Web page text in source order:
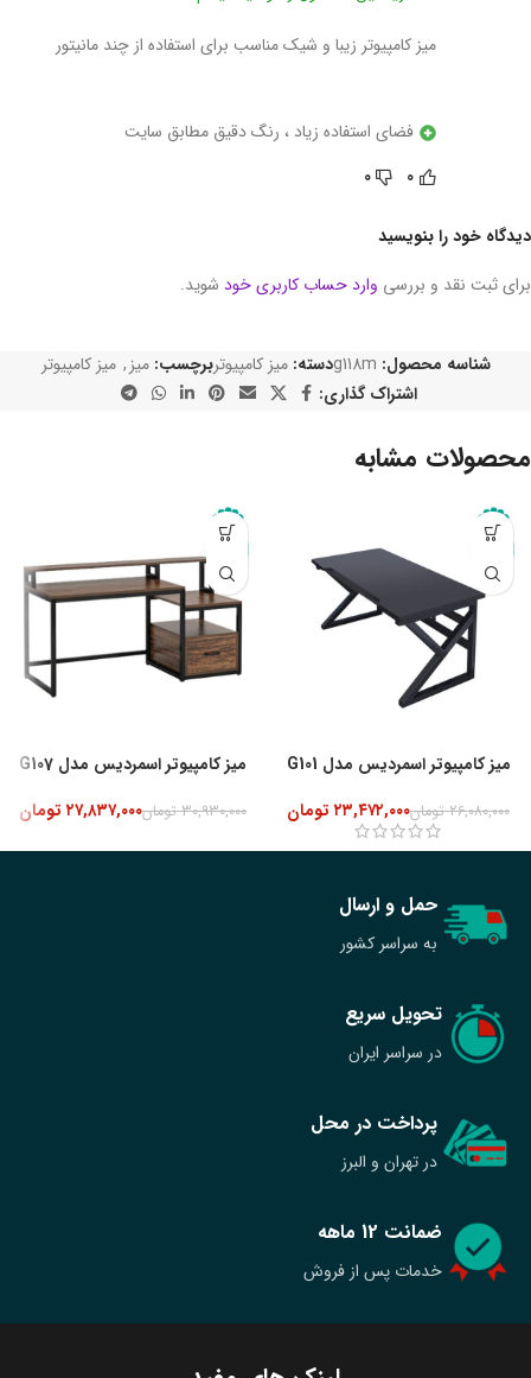
میز کامپیوتر زیبا و شیک مناسب برای استفاده از چند مانیتور
فضای استفاده زیاد ، رنگ دقیق مطابق سایت
0
0
دیدگاه خود را بنویسید
برای ثبت نقد و بررسی وارد حساب کاربری خود شوید.
شناسه محصول: g118mدسته: میز کامپیوتربرچسب: میز , میز کامپیوتر
اشتراک گذاری:
محصولات مشابه
-10%
میز کامپیوتر اسمردیس مدل G101
۲۶,۰۸۰,۰۰۰ تومان۲۳,۴۷۲,۰۰۰ تومان
میز کامپیوتر اسمردیس مدل G107
۳۰,۹۳۰,۰۰۰ تومان۲۷,۸۳۷,۰۰۰ تومان
ضمانت 12 ماهه
خدمات پس از فروش
پرداخت در محل
در تهران و البرز
تحویل سریع
در سراسر ایران
حمل و ارسال
به سراسر کشور